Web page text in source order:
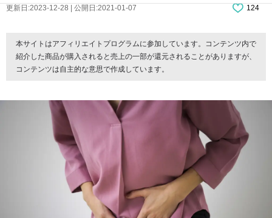
更新日:2023-12-28 | 公開日:2021-01-07 124
本サイトはアフィリエイトプログラムに参加しています。コンテンツ内で
紹介した商品が購入されると売上の一部が還元されることがありますが、
コンテンツは自主的な意思で作成しています。